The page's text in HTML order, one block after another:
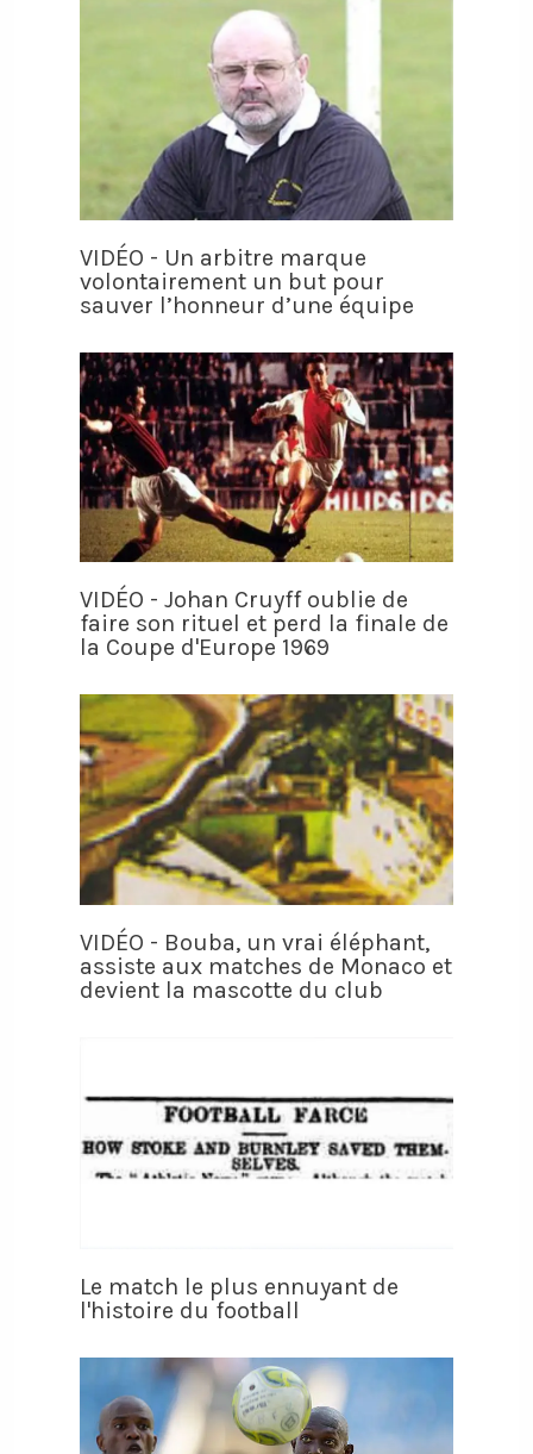
VIDÉO - Un arbitre marque
volontairement un but pour
sauver l’honneur d’une équipe
VIDÉO - Johan Cruyff oublie de
faire son rituel et perd la finale de
la Coupe d'Europe 1969
VIDÉO - Bouba, un vrai éléphant,
assiste aux matches de Monaco et
devient la mascotte du club
Le match le plus ennuyant de
l'histoire du football